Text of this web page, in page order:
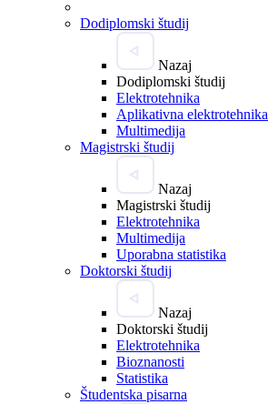
Dodiplomski študij
Nazaj
Dodiplomski študij
Elektrotehnika
Aplikativna elektrotehnika
Multimedija
Magistrski študij
Nazaj
Magistrski študij
Elektrotehnika
Multimedija
Uporabna statistika
Doktorski študij
Nazaj
Doktorski študij
Elektrotehnika
Bioznanosti
Statistika
Študentska pisarna